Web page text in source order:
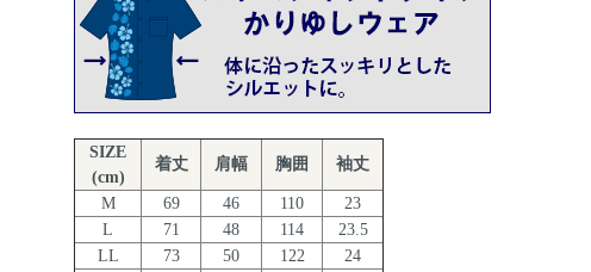
SIZE
(cm)
着丈 肩幅 胸囲 袖丈
M 69 46 110
23
L
71 48 114
23.5
LL
73 50 122
24